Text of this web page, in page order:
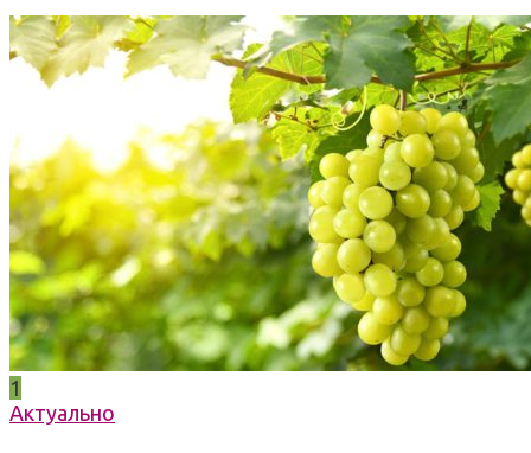
1
Актуально